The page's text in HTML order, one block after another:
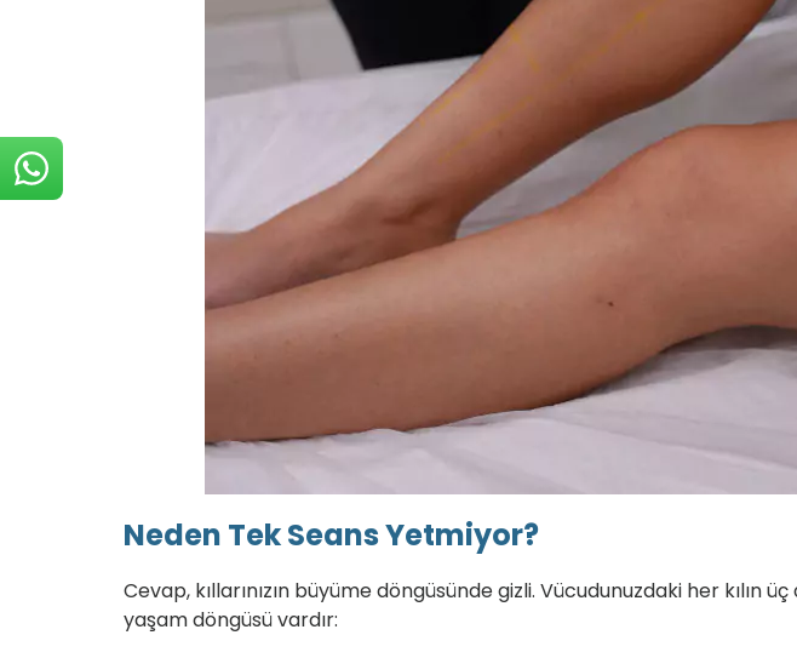
Neden Tek Seans Yetmiyor?
Cevap, kıllarınızın büyüme döngüsünde gizli. Vücudunuzdaki her kılın
yaşam döngüsü vardır: